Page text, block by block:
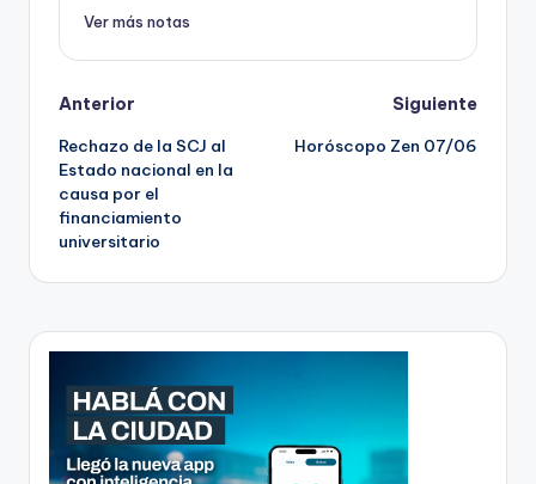
Ver más notas
Post
navigation
Anterior
Rechazo de la SCJ al
Estado nacional en la
causa por el
financiamiento
universitario
Siguiente
Horóscopo Zen 07/06